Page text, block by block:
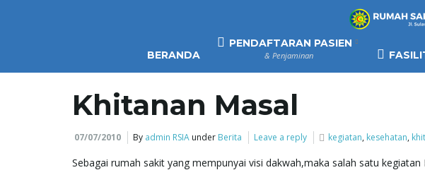
BERANDA
PENDAFTARAN PASIEN
& Penjaminan
Khitanan Masal
07/07/2010 By admin RSIA under Berita Leave a reply kegiatan, kesehatan,
Sebagai rumah sakit yang mempunyai visi dakwah,maka salah satu